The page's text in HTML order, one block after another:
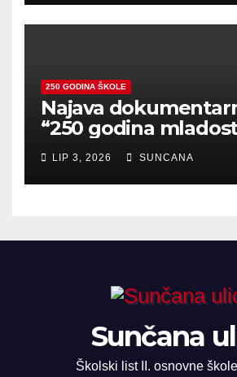
250 GODINA ŠKOLE
Najava
“250 godina
zajedništva”
LIP 3, 2026 SUNCANA
Sunčana
Školski list II. osnovne